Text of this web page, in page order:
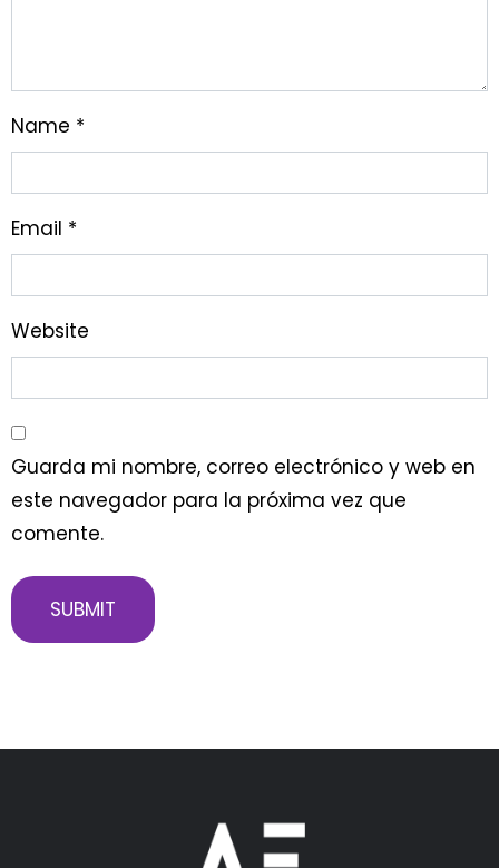
Name *
Email *
Website
Guarda mi nombre, correo electrónico y web en
este navegador para la próxima vez que
comente.